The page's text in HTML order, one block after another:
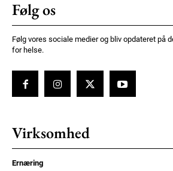
Følg os
Følg vores sociale medier og bliv opdateret på
for helse.
Virksomhed
Ernæring